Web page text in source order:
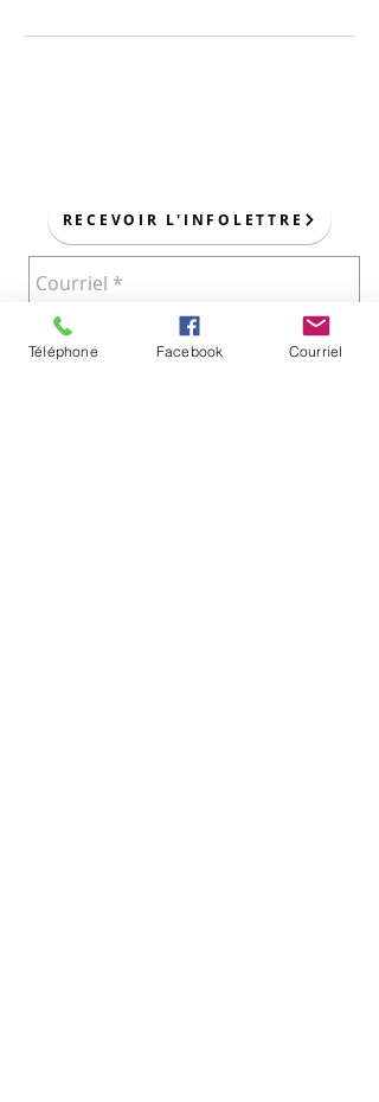
RECEVOIR L'INFOLETTRE
Téléphone Facebook Courriel